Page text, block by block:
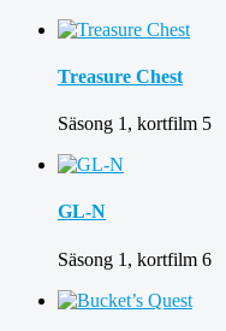
Treasure Chest
Säsong 1, kortfilm 5
GL-N
Säsong 1, kortfilm 6